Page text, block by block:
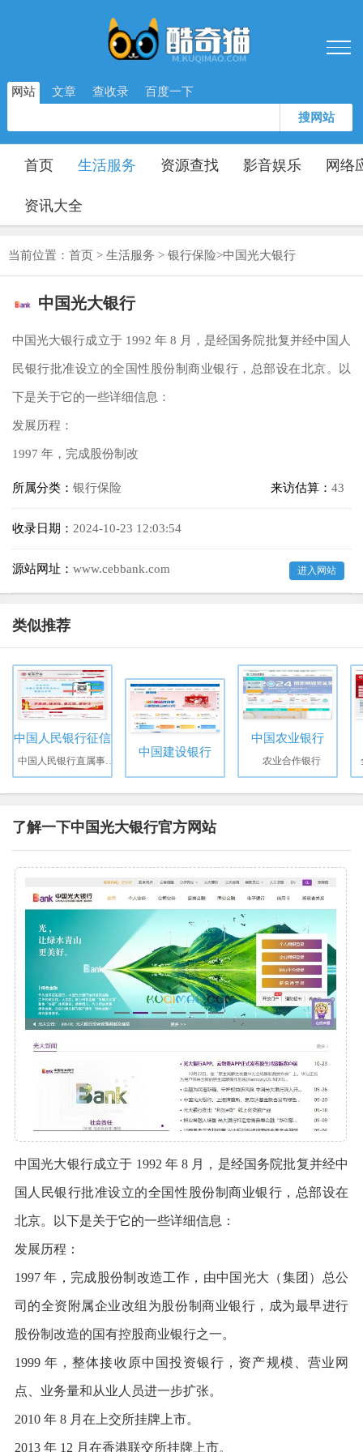
网站 文章 查收录 百度一下
搜网站
首页 生活服务 资源查找 影音娱乐 网络
资讯大全
当前位置： 首页 > 生活服务 > 银行保险>中国光大银行
中国光大银行
中国光大银行成立于 1992 年 8 月，是经国务院批复并经中国人
民银行批准设立的全国性股份制商业银行，总部设在北京。以
下是关于它的一些详细信息：
发展历程：
1997 年，完成股份制改
所属分类： 银行保险 来访估算： 43
收录日期： 2024-10-23 12:03:54
源站网址： www.cebbank.com 进入网站
类似推荐
中国人民银行征信中心
中国建设银行
中国农业银行
农业合作银行
了解一下中国光大银行官方网站
中国光大银行成立于 1992 年 8 月，是经国务院批复并经中
国人民银行批准设立的全国性股份制商业银行，总部设在
北京。以下是关于它的一些详细信息：
发展历程：
1997 年，完成股份制改造工作，由中国光大（集团）总公
司的全资附属企业改组为股份制商业银行，成为最早进行
股份制改造的国有控股商业银行之一。
1999 年，整体接收原中国投资银行，资产规模、营业网
点、业务量和从业人员进一步扩张。
2010 年 8 月在上交所挂牌上市。
2013 年 12 月在香港联交所挂牌上市。